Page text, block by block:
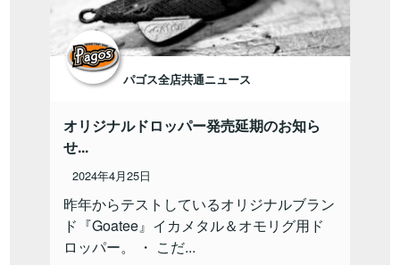
パゴス全店共通ニュース
オリジナルドロッパー発売延期のお知ら
せ...
2024年4月25日
昨年からテストしているオリジナルブラン
ド『Goatee』イカメタル＆オモリグ用ド
ロッパー。 ・ こだ...